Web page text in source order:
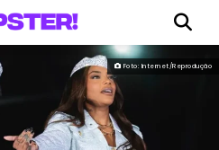
Foto: Internet/Reprodução